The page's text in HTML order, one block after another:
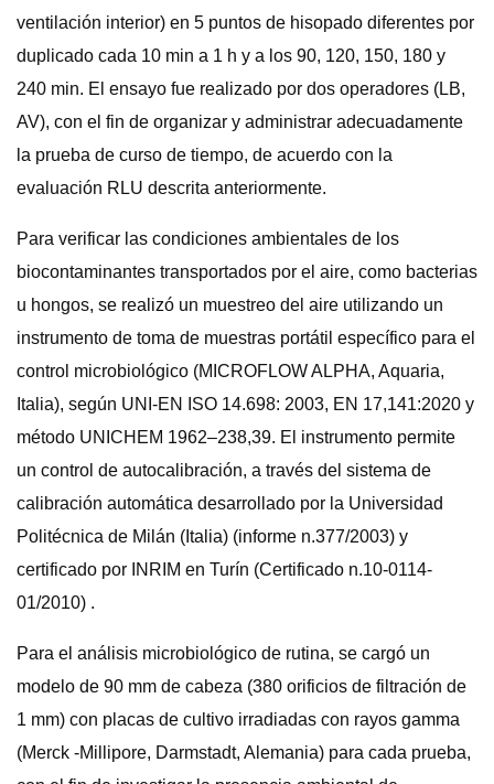
ventilación interior) en 5 puntos de hisopado diferentes por
duplicado cada 10 min a 1 h y a los 90, 120, 150, 180 y
240 min. El ensayo fue realizado por dos operadores (LB,
AV), con el fin de organizar y administrar adecuadamente
la prueba de curso de tiempo, de acuerdo con la
evaluación RLU descrita anteriormente.
Para verificar las condiciones ambientales de los
biocontaminantes transportados por el aire, como bacterias
u hongos, se realizó un muestreo del aire utilizando un
instrumento de toma de muestras portátil específico para el
control microbiológico (MICROFLOW ALPHA, Aquaria,
Italia), según UNI-EN ISO 14.698: 2003, EN 17,141:2020 y
método UNICHEM 1962–238,39. El instrumento permite
un control de autocalibración, a través del sistema de
calibración automática desarrollado por la Universidad
Politécnica de Milán (Italia) (informe n.377/2003) y
certificado por INRIM en Turín (Certificado n.10-0114-
01/2010) .
Para el análisis microbiológico de rutina, se cargó un
modelo de 90 mm de cabeza (380 orificios de filtración de
1 mm) con placas de cultivo irradiadas con rayos gamma
(Merck -Millipore, Darmstadt, Alemania) para cada prueba,